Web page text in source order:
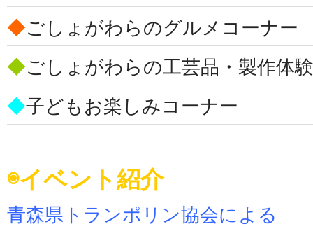
◆ごしょがわらのグルメコーナー
◆ごしょがわらの工芸品・製作体
◆子どもお楽しみコーナー
◉イベント紹介
青森県トランポリン協会による